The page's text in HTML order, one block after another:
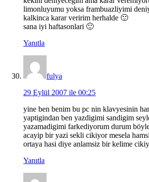
limonluyumu yoksa frambuazliyimi
kalkinca karar veririm herhalde 🙂
sana iyi haftasonlari 🙂
Yanıtla
fulya
29 Eylül 2007 ile 00:25
yine ben benim bu pc nin klavyesinin
yaptigindan ben yazdigimi sandigim
yazamadigimi farkediyorum durum
acayip bir yazi sekli cikiyor mesela
ortaya hasi diye anlamsiz bir kelime
Yanıtla